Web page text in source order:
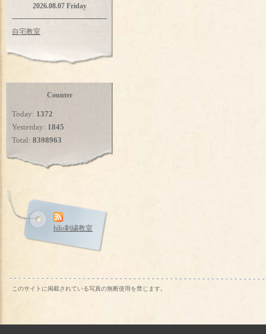
2026.08.07 Friday
自宅教室
Counter
Today: 1372
Yesterday: 1845
Total: 8398963
hilo刺繍教室
このサイトに掲載されている写真の無断使用を禁じます。